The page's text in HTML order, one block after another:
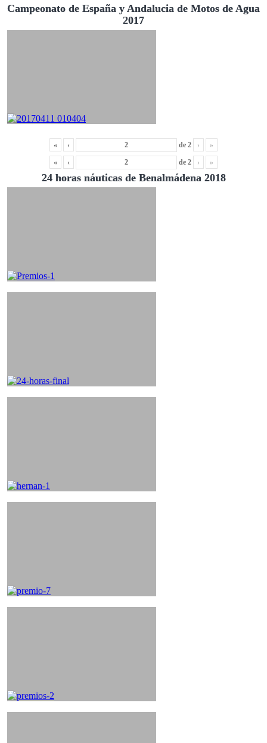
Campeonato de España y Andalucia de Motos de Agua
2017
« ‹ de 2 › »
« ‹ de 2 › »
24 horas náuticas de Benalmádena 2018